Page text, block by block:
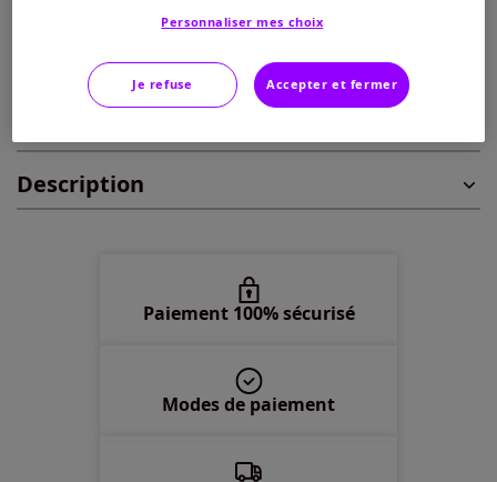
46/48 -Disponible dans 2 semaines
54/56 -Disponible dans 2 semaines
Description
Paiement 100% sécurisé
Modes de paiement
Personnaliser mes choix
Je refuse Accepter et fermer